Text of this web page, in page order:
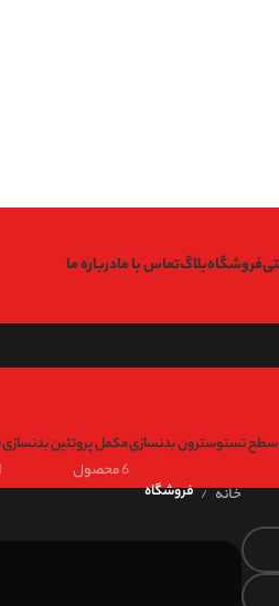
فروشگاهبلاگتماس با مادرباره ما
تستوسترون بدنسازیمکمل پروتئین بدنسازی
6 محصول 1
خانه فروشگاه